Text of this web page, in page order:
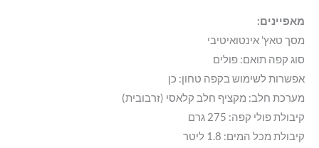
מאפיינים:
מסך טאץ' אינטואיטיבי
סוג קפה תואם: פולים
אפשרות לשימוש בקפה טחון: כן
מערכת חלב: מקציף חלב קלאסי (זרבובית)
קיבולת פולי קפה: 275 גרם
קיבולת מכל המים: 1.8 ליטר